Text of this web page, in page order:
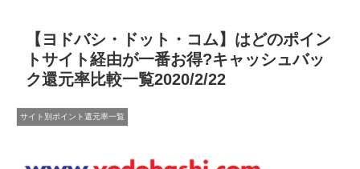
【ヨドバシ・ドット・コム】はどのポイン
トサイト経由が一番お得?キャッシュバッ
ク還元率比較一覧2020/2/22
サイト別ポイント還元率一覧